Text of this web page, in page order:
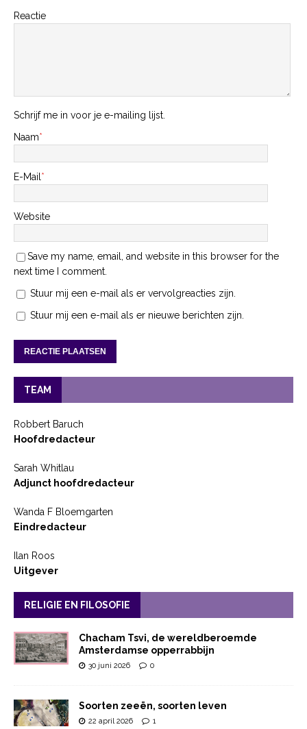
Reactie
Schrijf me in voor je e-mailing lijst.
Naam*
E-Mail *
Website
Save my name, email, and website in this browser for the
next time I comment.
Stuur mij een e-mail als er vervolgreacties zijn.
Stuur mij een e-mail als er nieuwe berichten zijn.
TEAM
Robbert Baruch
Hoofdredacteur
Sarah Whitlau
Adjunct hoofdredacteur
Wanda F Bloemgarten
Eindredacteur
Ilan Roos
Uitgever
RELIGIE EN FILOSOFIE
Chacham Tsvi, de wereldberoemde
Amsterdamse opperrabbijn
30 juni 2026 0
Soorten zeeën, soorten leven
22 april 2026 1